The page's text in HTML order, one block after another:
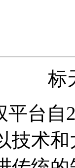
标
平台自
技术